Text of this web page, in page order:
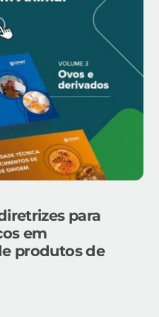
para
em
produtos de